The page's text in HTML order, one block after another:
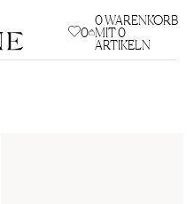
0
0WARENKORB
MIT 0
ARTIKELN